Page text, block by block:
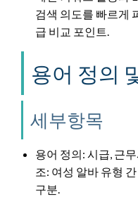
검색 의도를 빠르게
급 비교 포인트.
용어 정의
세부항목
용어 정의: 시급, 근
조: 여성 알바 유형
구분.